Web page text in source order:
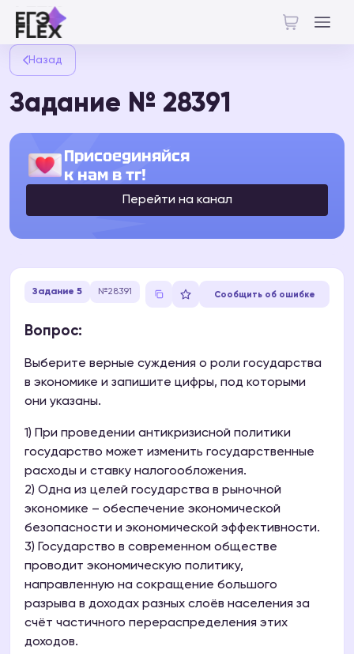
Назад
Задание № 28391
Присоединяйся
к нам в тг!
Перейти на канал
Задание 5 №28391 Сообщить об ошибке
Вопрос:
Выберите верные суждения о роли государства
в экономике и запишите цифры, под которыми
они указаны.
1) При проведении антикризисной политики
государство может изменить государственные
расходы и ставку налогообложения.
2) Одна из целей государства в рыночной
экономике – обеспечение экономической
безопасности и экономической эффективности.
3) Государство в современном обществе
проводит экономическую политику,
направленную на сокращение большого
разрыва в доходах разных слоёв населения за
счёт частичного перераспределения этих
доходов.